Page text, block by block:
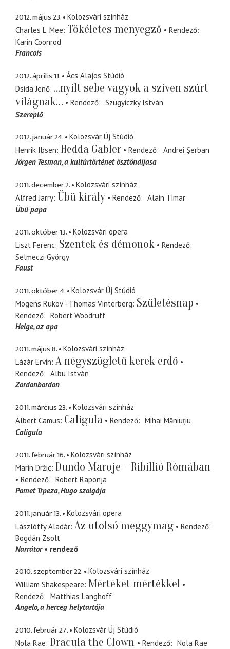
2012. május 23.
Kolozsvári színház
Charles L. Mee Tökéletes menyegző
Rendező
Karin Coonrod
Francois
2012. április 11.
Ács Alajos Stúdió
Dsida Jenő ...nyílt sebe vagyok a szíven szúrt
világnak…
Rendező
Szugyiczky István
Szereplő
2012. január 24.
Kolozsvár Új Stúdió
Henrik Ibsen Hedda Gabler Rendező
Andrei Şerban
Jörgen Tesman a kultúrtörténet ösztöndíjasa
2011. december 2.
Kolozsvári színház
Alfred Jarry Übü király Rendező
Alain Timar
Übü papa
2011. október 13.
Kolozsvári opera
Liszt Ferenc Szentek és démonok
Rendező
Selmeczi György
Faust
2011. október 4.
Kolozsvár Új Stúdió
Mogens Rukov - Thomas Vinterberg Születésnap
Rendező
Robert Woodruff
Helge az apa
2011. május 8.
Kolozsvári színház
Lázár Ervin A négyszögletű kerek erdő
Rendező
Albu István
Zordonbordon
2011. március 23.
Kolozsvári színház
Albert Camus Caligula Rendező
Mihai Măniuțiu
Caligula
2011. február 16.
Kolozsvári színház
Marin Držic Dundo Maroje – Ribillió Rómában
Rendező
Robert Raponja
Pomet Trpeza Hugo szolgája
2011. január 13.
Kolozsvári opera
Lászlóffy Aladár Az utolsó meggymag
Rendező
Bogdán Zsolt
Narrátor
rendező
2010. szeptember 22.
Kolozsvári színház
William Shakespeare Mértéket mértékkel
Rendező
Matthias Langhoff
Angelo a herceg helytartója
2010. február 27.
Kolozsvár Új Stúdió
Nola Rae Dracula the Clown Rendező Nola Rae